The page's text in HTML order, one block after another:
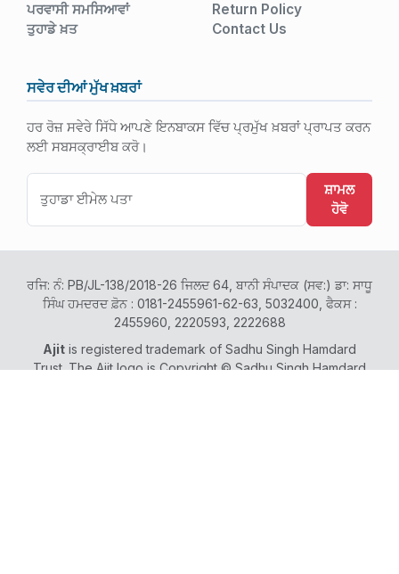
ਪਰਵਾਸੀ ਸਮਸਿਆਵਾਂ
ਤੁਹਾਡੇ ਖ਼ਤ
Return Policy
Contact Us
ਸਵੇਰ ਦੀਆਂ ਮੁੱਖ ਖ਼ਬਰਾਂ
ਹਰ ਰੋਜ਼ ਸਵੇਰੇ ਸਿੱਧੇ ਆਪਣੇ ਇਨਬਾਕਸ ਵਿੱਚ ਪ੍ਰਮੁੱਖ ਖ਼ਬਰਾਂ ਪ੍ਰਾਪਤ ਕਰਨ
ਲਈ ਸਬਸਕ੍ਰਾਈਬ ਕਰੋ।
ਸ਼ਾਮਲ
ਹੋਵੋ
ਰਜਿ: ਨੰ: PB/JL-138/2018-26 ਜਿਲਦ 64, ਬਾਨੀ ਸੰਪਾਦਕ (ਸਵ:) ਡਾ: ਸਾਧੂ
ਸਿੰਘ ਹਮਦਰਦ ਫ਼ੋਨ : 0181-2455961-62-63, 5032400, ਫੈਕਸ :
2455960, 2220593, 2222688
Ajit is registered trademark of Sadhu Singh Hamdard
Trust. The Ajit logo is Copyright © Sadhu Singh Hamdard